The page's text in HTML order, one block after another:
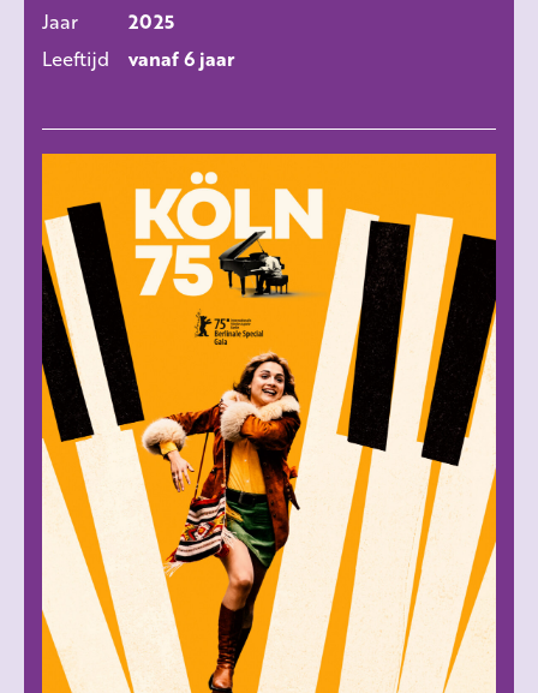
Jaar
2025
Leeftijd
vanaf 6 jaar